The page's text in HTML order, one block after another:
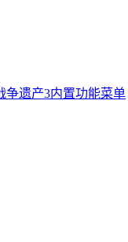
争遗产3内置功能菜单